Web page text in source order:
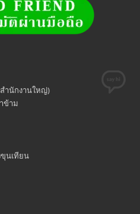
ำนักงานใหญ่)
ข้าม
ขุนเทียน